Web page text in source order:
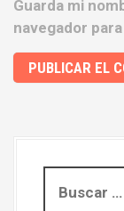
Guarda mi
navegador